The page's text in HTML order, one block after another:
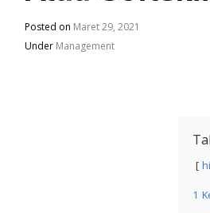
Posted on Maret 29, 2021
Under Management
1